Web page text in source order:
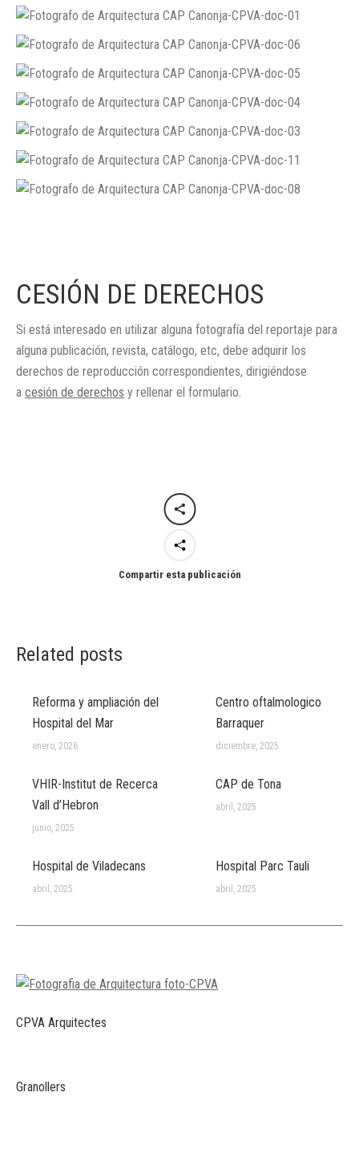
CESIÓN DE DERECHOS
Si está interesado en utilizar alguna fotografía del reportaje para
alguna publicación, revista, catálogo, etc, debe adquirir los
derechos de reproducción correspondientes, dirigiéndose
a cesión de derechos y rellenar el formulario.
Compartir esta publicación
Related posts
Reforma y ampliación del
Hospital del Mar
enero, 2026
Centro oftalmologico
Barraquer
diciembre, 2025
VHIR-Institut de Recerca
Vall d’Hebron
junio, 2025
CAP de Tona
abril, 2025
Hospital de Viladecans
abril, 2025
Hospital Parc Tauli
abril, 2025
CPVA Arquitectes
Granollers